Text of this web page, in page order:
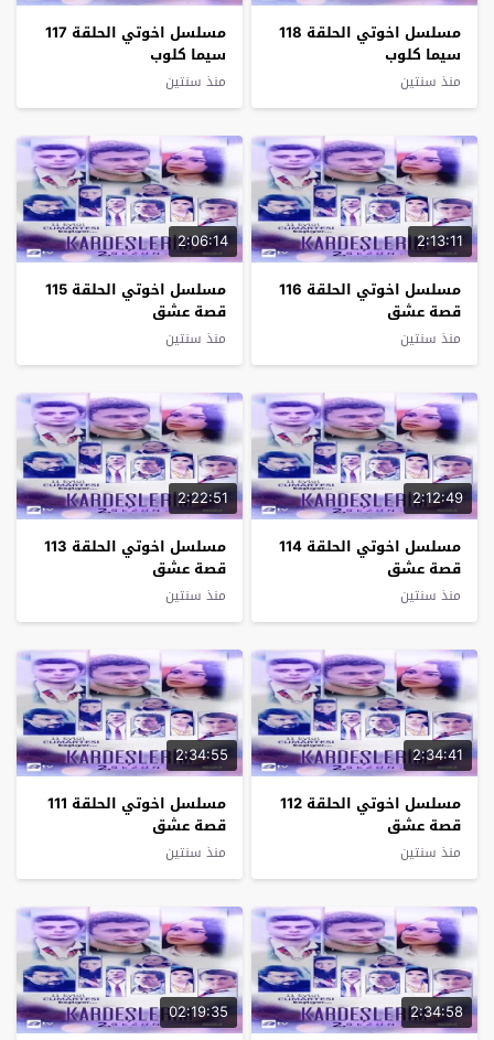
مسلسل اخوتي الحلقة 118
سيما كلوب
منذ سنتين
مسلسل اخوتي الحلقة 117
سيما كلوب
منذ سنتين
2:13:11
مسلسل اخوتي الحلقة 116
قصة عشق
منذ سنتين
2:06:14
مسلسل اخوتي الحلقة 115
قصة عشق
منذ سنتين
2:12:49
مسلسل اخوتي الحلقة 114
قصة عشق
منذ سنتين
2:22:51
مسلسل اخوتي الحلقة 113
قصة عشق
منذ سنتين
2:34:41
مسلسل اخوتي الحلقة 112
قصة عشق
منذ سنتين
2:34:55
مسلسل اخوتي الحلقة 111
قصة عشق
منذ سنتين
2:34:58
02:19:35